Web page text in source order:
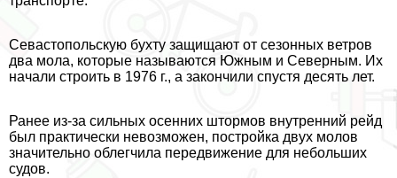
Севастопольскую бухту защищают от сезонных ветров
два мола, которые называются Южным и Северным. Их
начали строить в 1976 г., а закончили спустя десять лет.
Ранее из-за сильных осенних штормов внутренний рейд
был пpaктически невозможен, постройка двух молов
значительно облегчила передвижение для небольших
судов.